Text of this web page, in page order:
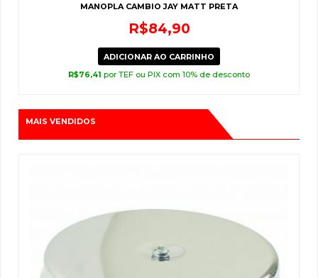
MANOPLA CAMBIO JAY MATT PRETA
R$84,90
ADICIONAR AO CARRINHO
R$76,41 por TEF ou PIX com 10% de desconto
MAIS VENDIDOS